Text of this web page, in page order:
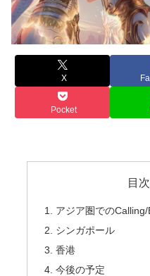
X
Pocket
目次
アジア圏での
シンガポール
香港
今後の予定